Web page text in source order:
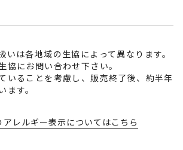
いは各地域の生協によって異なります。
協にお問い合わせ下さい。
いることを考慮し、販売終了後、約半年
ます。
レルギー表示についてはこちら